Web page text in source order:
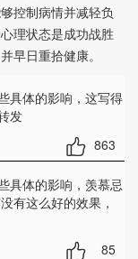
控制病情并减轻负
理状态是成功战胜
早日重拾健康。
具体的影响 ，这写得
发
863
具体的影响 ，羡慕忌
有这么好的效果，
85